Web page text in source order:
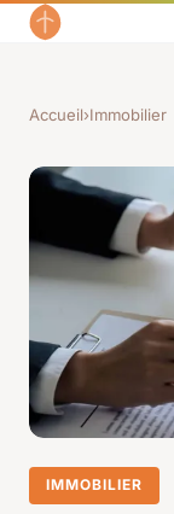
Accueil›Immobilier
IMMOBILIER